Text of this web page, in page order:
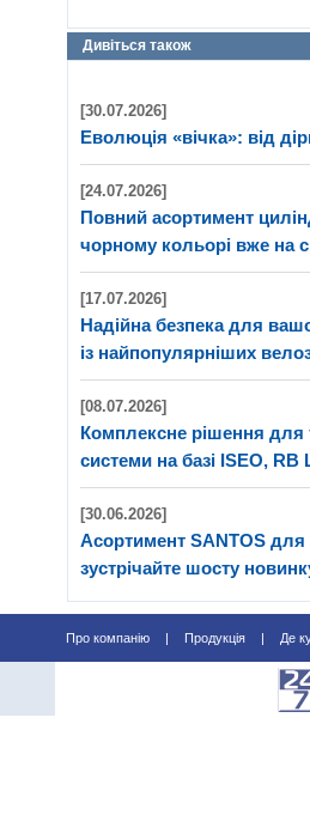
Дивіться також
[30.07.2026]
Еволюція «вічка»: від
[24.07.2026]
Повний асортимент
чорному кольорі вже на
[17.07.2026]
Надійна безпека для
із найпопулярніших
[08.07.2026]
Комплексне рішення для
системи на базі ISEO, RB
[30.06.2026]
Асортимент SANTOS
зустрічайте шосту
Про компанію Продукція Де